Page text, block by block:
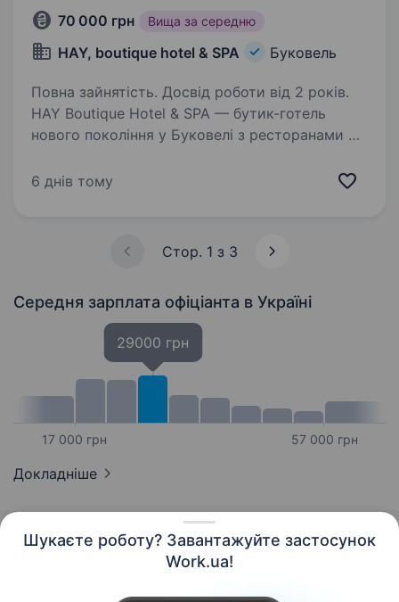
Шукаєте роботу? Завантажуйте застосунок
Work.ua!
70 000 грн Вища за середню
HAY, boutique hotel & SPA Буковель
Повна зайнятість. Досвід роботи від 2 років.
HAY Boutique Hotel & SPA — бутик-готель
нового покоління у Буковелі з ресторанами 88
з локальними продуктами, авторською
6 днів тому
Стор. 1 з 3
Середня зарплата офіціанта в Україні
17 000 грн
29000 грн
57 000 грн
Докладніше